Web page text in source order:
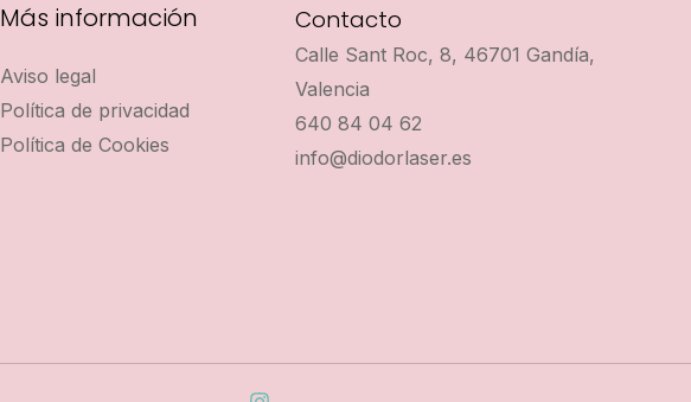
Más información
Aviso legal
Política de privacidad
Política de Cookies
Contacto
Calle Sant Roc, 8, 46701 Gandía,
Valencia
640 84 04 62
info@diodorlaser.es